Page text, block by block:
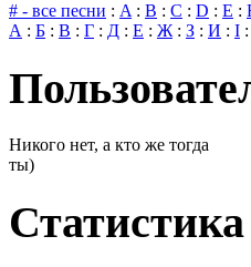
# - все песни : A: B : C : D : E :
А : Б : В : Г : Д : Е : Ж: З : И : І :
Никого нет, а кто же тогда
ты)